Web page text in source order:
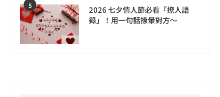
5
2026 七夕情人節必看「撩人語
錄」！用一句話撩暈對方～